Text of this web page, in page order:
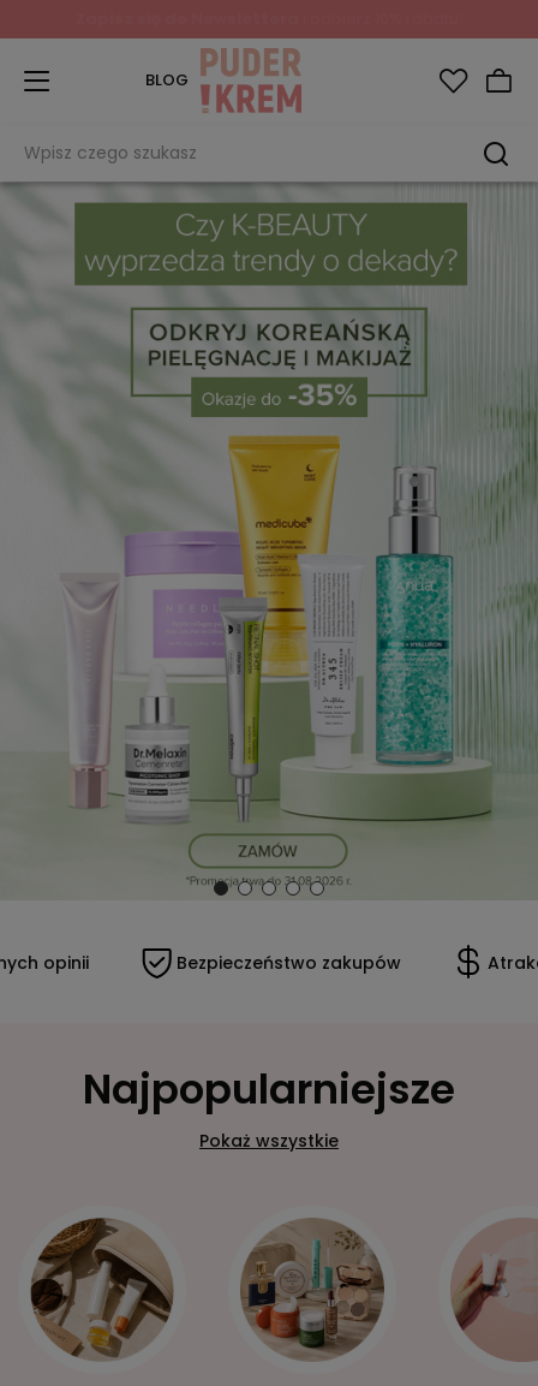
BLOG
Bezpieczeństwo zakupów Atrakcyjne ceny
Najpopularniejsze
Pokaż wszystkie